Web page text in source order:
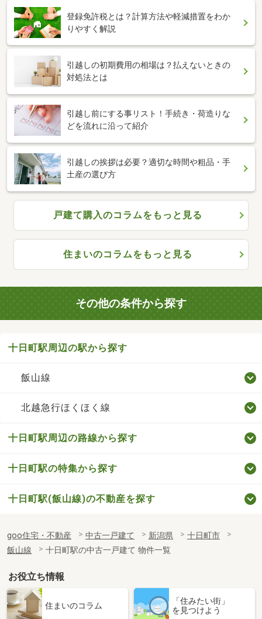
登録免許税とは？計算方法や軽減措置をわか
りやすく解説
引越しの初期費用の相場は？払えないときの
対処法とは
引越し前にする事リスト！手続き・荷造りな
どを流れに沿って紹介
引越しの挨拶は必要？適切な時間や粗品・手
土産の選び方
戸建て購入のコラムをもっと見る
住まいのコラムをもっと見る
その他の条件から探す
十日町駅周辺の駅から探す
飯山線
北越急行ほくほく線
十日町駅周辺の路線から探す
十日町駅の特集から探す
十日町駅(飯山線)の不動産を探す
goo住宅・不動産 中古一戸建て 新潟県
十日町市
飯山線
十日町駅の中古一戸建て 物件一覧
お役立ち情報
住まいのコラム
「住みたい街」
を見つけよう